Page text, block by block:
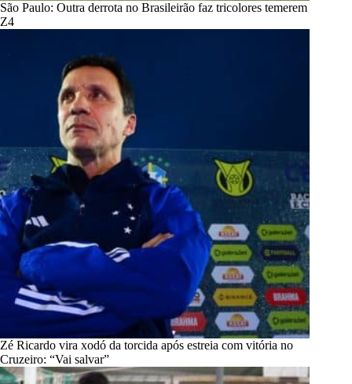
São Paulo: Outra derrota no Brasileirão faz tricolores temerem
Z4
Zé Ricardo vira xodó da torcida após estreia com vitória no
Cruzeiro: “Vai salvar”